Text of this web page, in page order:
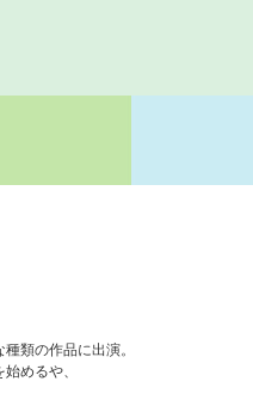
類の作品に出演。
めるや、